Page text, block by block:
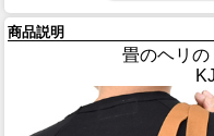
商品説明
畳のヘリ